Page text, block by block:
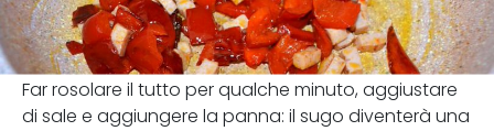
Far rosolare il tutto per qualche minuto, aggiustare
di sale e aggiungere la panna: il sugo diventerà una